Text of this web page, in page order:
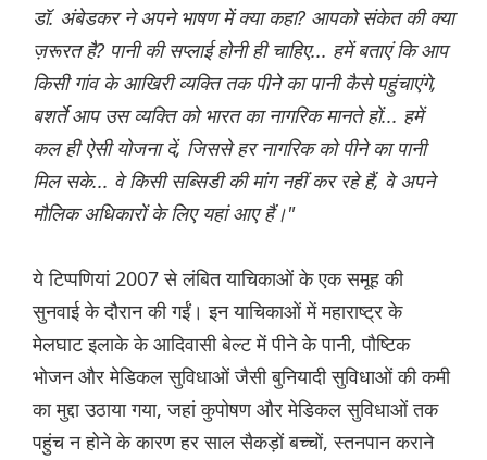
डॉ. अंबेडकर ने अपने भाषण में क्या कहा? आपको संकेत की क्या
ज़रूरत है? पानी की सप्लाई होनी ही चाहिए... हमें बताएं कि आप
किसी गांव के आखिरी व्यक्ति तक पीने का पानी कैसे पहुंचाएंगे,
बशर्ते आप उस व्यक्ति को भारत का नागरिक मानते हों... हमें
कल ही ऐसी योजना दें, जिससे हर नागरिक को पीने का पानी
मिल सके... वे किसी सब्सिडी की मांग नहीं कर रहे हैं, वे अपने
मौलिक अधिकारों के लिए यहां आए हैं।"
ये टिप्पणियां 2007 से लंबित याचिकाओं के एक समूह की
सुनवाई के दौरान की गईं। इन याचिकाओं में महाराष्ट्र के
मेलघाट इलाके के आदिवासी बेल्ट में पीने के पानी, पौष्टिक
भोजन और मेडिकल सुविधाओं जैसी बुनियादी सुविधाओं की कमी
का मुद्दा उठाया गया, जहां कुपोषण और मेडिकल सुविधाओं तक
पहुंच न होने के कारण हर साल सैकड़ों बच्चों, स्तनपान कराने